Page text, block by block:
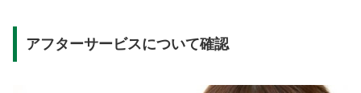
アフターサービスについて確認